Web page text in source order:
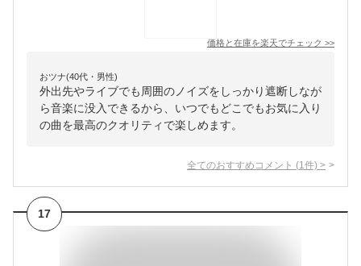
価格と在庫を楽天でチェック >>
おツナ(40代・男性)
外出先やライブでも周囲のノイズをしっかり遮断しなが
ら音楽に没入できるから、いつでもどこでもお気に入り
の曲を最高のクオリティで楽しめます。
全てのおすすめコメント (1 件) >
17